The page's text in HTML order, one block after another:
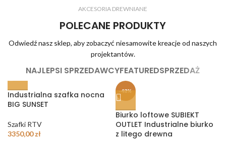
AKCESORIA DREWNIANE
POLECANE PRODUKTY
Odwiedź nasz sklep, aby zobaczyć niesamowite kreacje od naszych
projektantów.
NAJLEPSI SPRZEDAWCYFEATUREDSPRZEDAŻ
Industrialna szafka nocna
BIG SUNSET
Szafki RTV
3350,00zł
-48%
Biurko loftowe SUBIEKT
OUTLET Industrialne biurko
z litego drewna